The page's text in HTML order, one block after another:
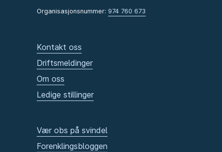
Organisasjonsnummer: 974 760 673
Kontakt oss
Driftsmeldinger
Om oss
Ledige stillinger
Vær obs på svindel
Forenklingsbloggen